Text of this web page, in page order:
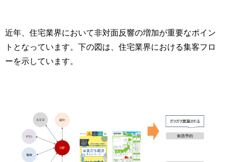
近年、住宅業界において非対面反響の増加が重要なポイン
トとなっています。下の図は、住宅業界における集客フロ
ーを示しています。